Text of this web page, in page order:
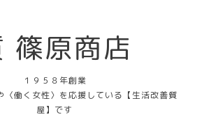
篠原商店
１９５８年創業
〈働く女性〉を応援している【生活改善質
屋】です